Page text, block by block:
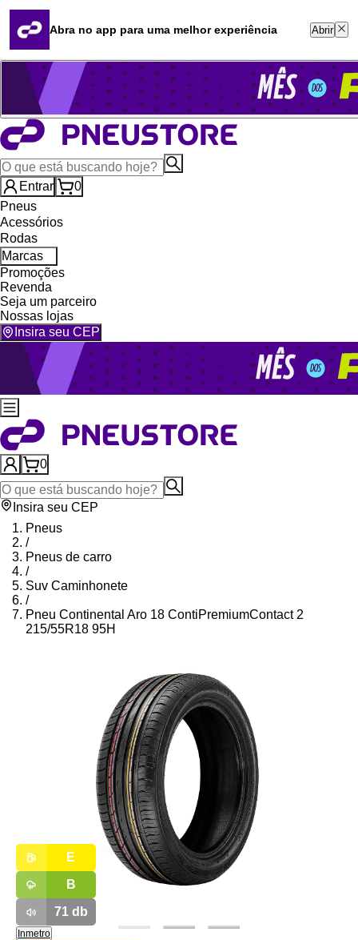
Quero revender
Blog
Whatsapp (16) 99764-8401
Televendas (47) 3046-2551
Entrar
0
Pneus
Acessórios
Rodas
Marcas
Promoções
Revenda
Seja um parceiro
Nossas lojas
Insira seu CEP
0
Insira seu CEP
Pneus
/
Pneus de carro
/
Suv Caminhonete
/
Pneu Continental Aro 18 ContiPremiumContact 2
215/55R18 95H
E
B
71db
Inmetro
Abra no app para uma melhor experiência Abrir